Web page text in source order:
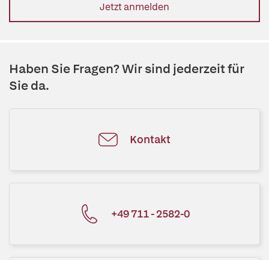
Jetzt anmelden
Haben Sie Fragen? Wir sind jederzeit für
Sie da.
Kontakt
+49 711 - 2582-0